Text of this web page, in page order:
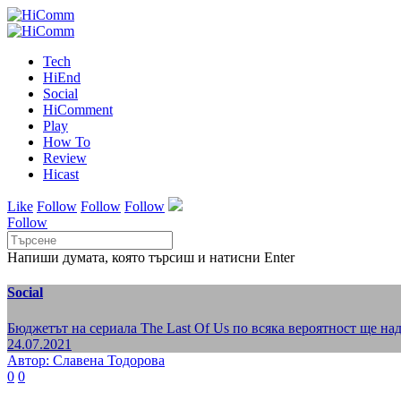
Tech
HiEnd
Social
HiComment
Play
How To
Review
Hicast
Like Follow Follow Follow
Follow
Напиши думата, която търсиш и натисни Enter
Social
Бюджетът на сериала The Last Of Us по всяка вероятност ще
24.07.2021
Автор: Славена Тодорова
0 0